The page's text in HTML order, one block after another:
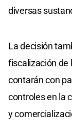
diversas
La decisión
fiscalización de
contarán con
controles en la
y